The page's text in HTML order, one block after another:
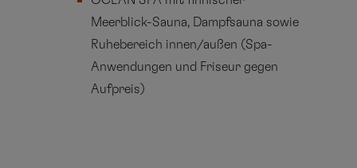
Meerblick-Sauna, Dampfsauna sowie
Ruhebereich innen/außen (Spa-
Anwendungen und Friseur gegen
Aufpreis)